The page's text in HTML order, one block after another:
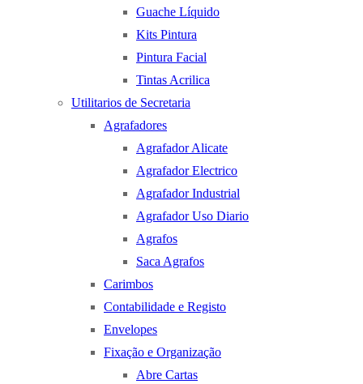
Guache Líquido
Kits Pintura
Pintura Facial
Tintas Acrilica
Utilitarios de Secretaria
Agrafadores
Agrafador Alicate
Agrafador Electrico
Agrafador Industrial
Agrafador Uso Diario
Agrafos
Saca Agrafos
Carimbos
Contabilidade e Registo
Envelopes
Fixação e Organização
Abre Cartas